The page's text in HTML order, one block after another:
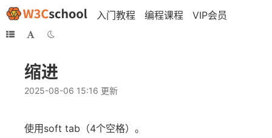
入门教程 编程课程 VIP会员
缩进
2025-08-06 15:16 更新
使用soft tab（4个空格）。